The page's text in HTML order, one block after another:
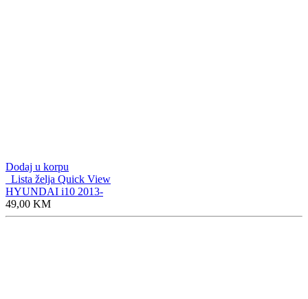
Dodaj u korpu
Lista želja Quick View
HYUNDAI i10 2013-
49,00 KM